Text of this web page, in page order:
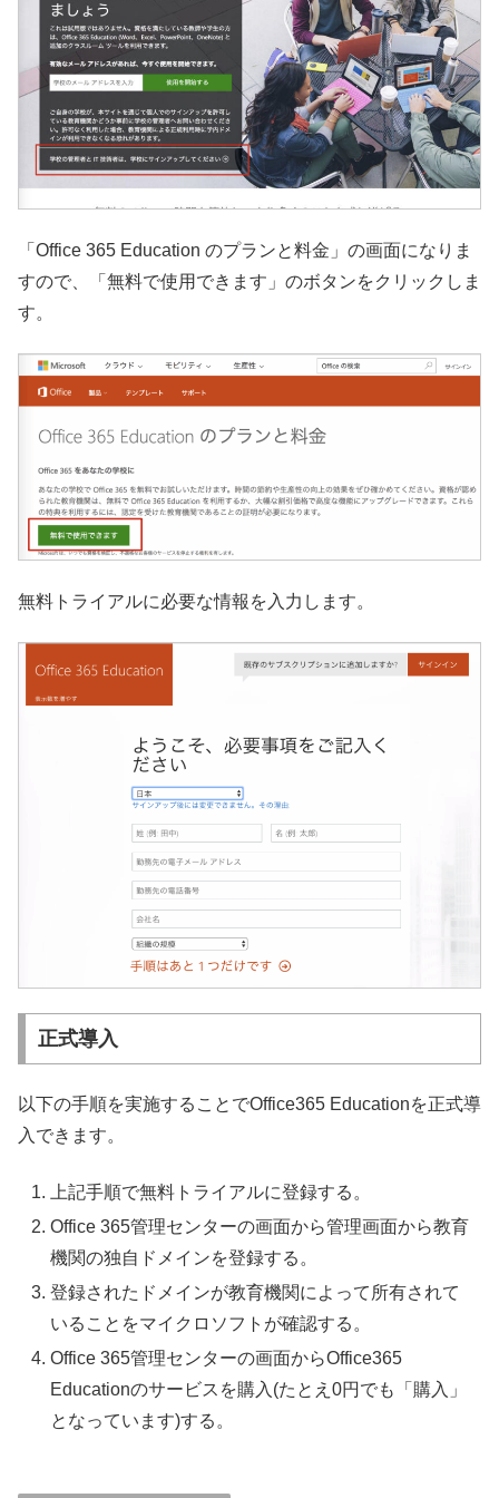
「Office 365 Education のプランと料金」の画面になりま
すので、「無料で使用できます」のボタンをクリックしま
す。
無料トライアルに必要な情報を入力します。
正式導入
以下の手順を実施することでOffice365 Educationを正式導
入できます。
上記手順で無料トライアルに登録する。
Office 365管理センターの画面から管理画面から教育
機関の独自ドメインを登録する。
登録されたドメインが教育機関によって所有されて
いることをマイクロソフトが確認する。
Office 365管理センターの画面からOffice365
Educationのサービスを購入(たとえ0円でも「購入」
となっています)する。